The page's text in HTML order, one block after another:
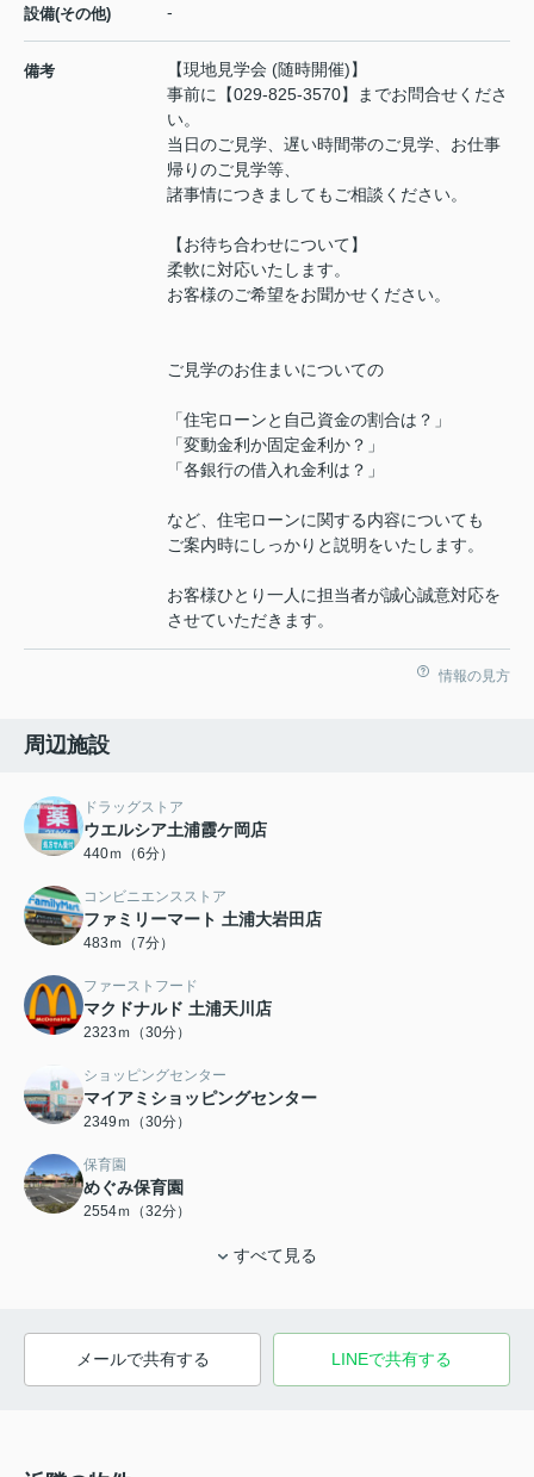
設備(その他) -
備考
【現地見学会 (随時開催)】
事前に【029-825-3570】までお問合せくださ
い。
当日のご見学、遅い時間帯のご見学、お仕事
帰りのご見学等、
諸事情につきましてもご相談ください。
【お待ち合わせについて】
柔軟に対応いたします。
お客様のご希望をお聞かせください。
ご見学のお住まいについての
「住宅ローンと自己資金の割合は？」
「変動金利か固定金利か？」
「各銀行の借入れ金利は？」
など、住宅ローンに関する内容についても
ご案内時にしっかりと説明をいたします。
お客様ひとり一人に担当者が誠心誠意対応を
させていただきます。
情報の見方
周辺施設
ドラッグストア
ウエルシア土浦霞ケ岡店
440ｍ（6分）
コンビニエンスストア
ファミリーマート 土浦大岩田店
483ｍ（7分）
ファーストフード
マクドナルド 土浦天川店
2323ｍ（30分）
ショッピングセンター
マイアミショッピングセンター
2349ｍ（30分）
保育園
めぐみ保育園
2554ｍ（32分）
すべて見る
メールで共有する LINEで共有する